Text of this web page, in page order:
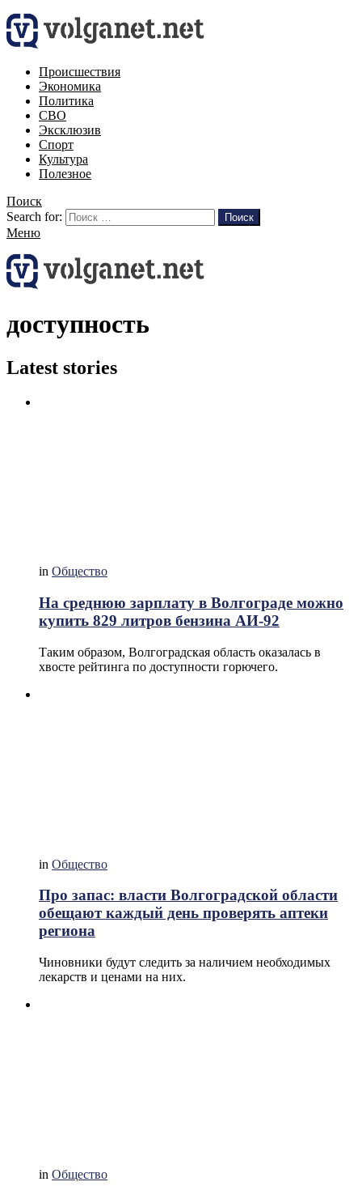
Происшествия
Экономика
Политика
СВО
Эксклюзив
Спорт
Культура
Полезное
Поиск
Search for:
Поиск
Меню
доступность
Latest stories
in Общество
На среднюю зарплату в Волгограде можно
купить 829 литров бензина АИ-92
Таким образом, Волгоградская область оказалась в
хвосте рейтинга по доступности горючего.
in Общество
Про запас: власти Волгоградской области
обещают каждый день проверять аптеки
региона
Чиновники будут следить за наличием необходимых
лекарств и ценами на них.
in Общество